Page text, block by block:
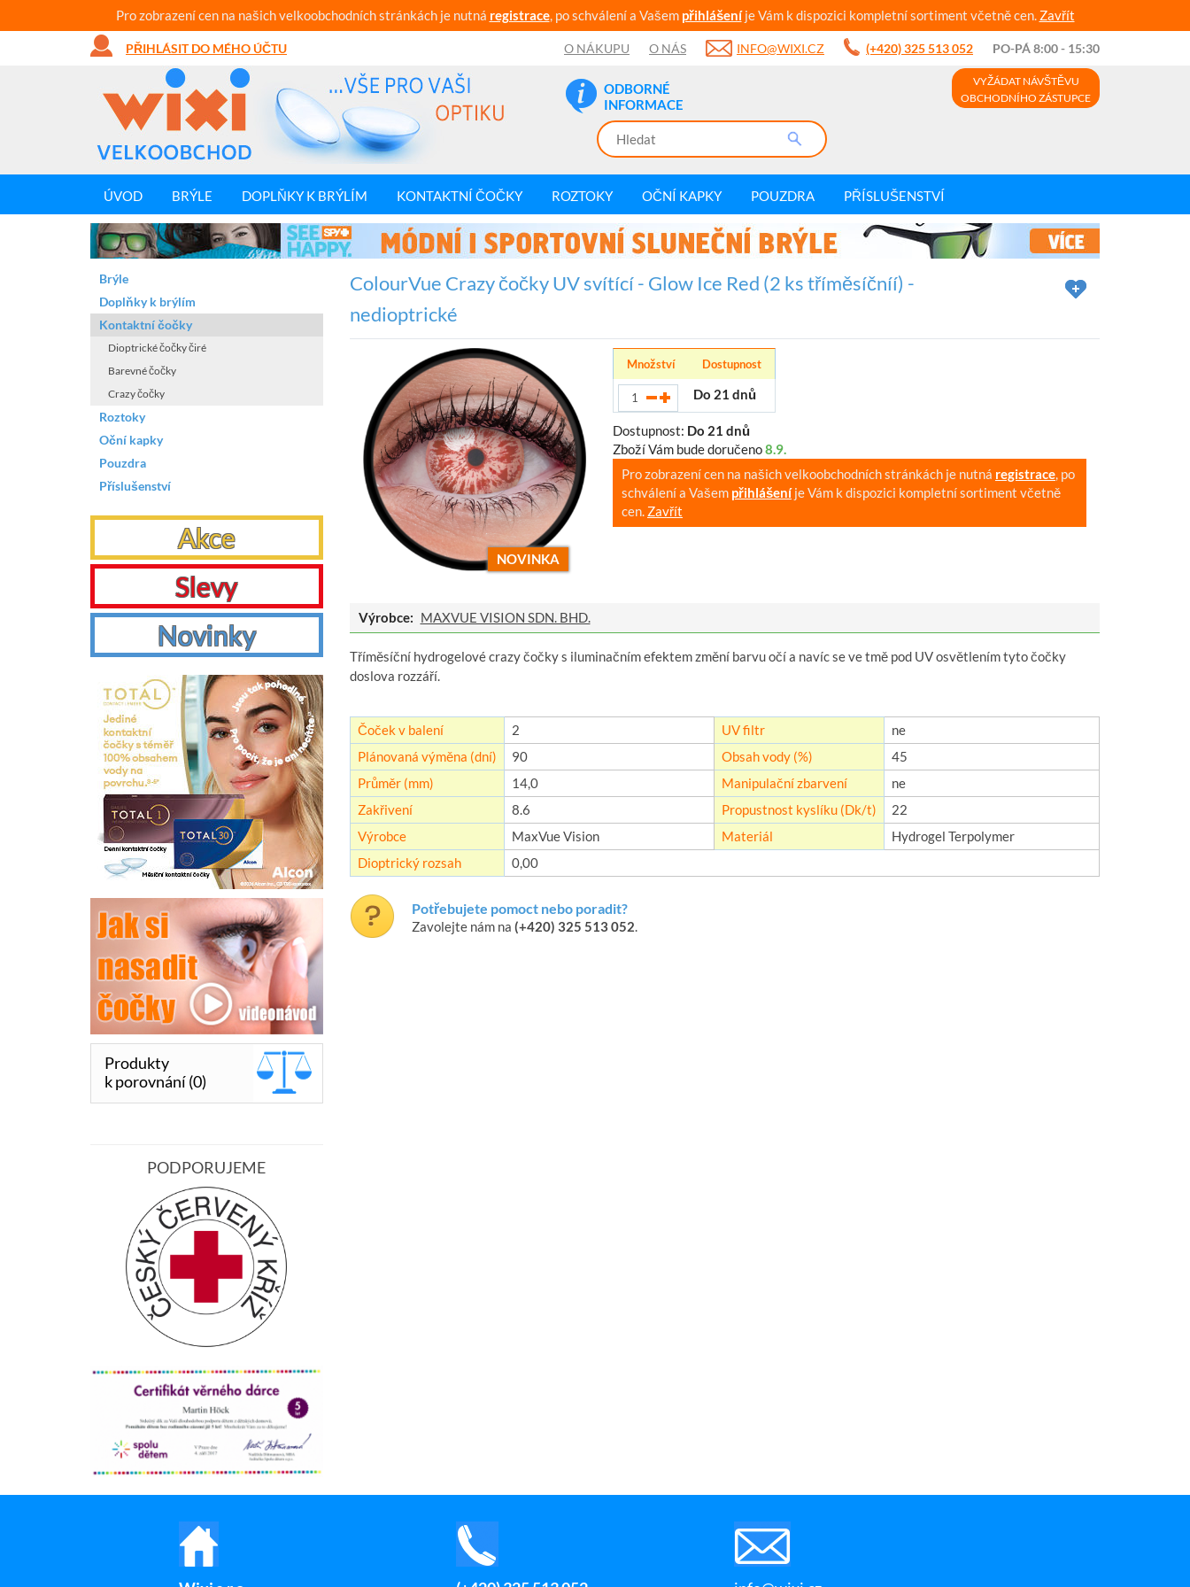
Pro zobrazení cen na našich velkoobchodních stránkách je nutná registrace, po schválení a Vašem přihlášeníje Vám k dispozici kompletní sortiment včetně cen. Zavřít
PŘIHLÁSIT DO MÉHO ÚČTU O NÁKUPU O NÁS INFO@WIXI.CZ (+420) 325 513 052 PO-PÁ 8:00 - 15:30
ODBORNÉ
INFORMACE
VYŽÁDAT NÁVŠTĚVU
OBCHODNÍHO ZÁSTUPCE
ÚVOD BRÝLE DOPLŇKY K BRÝLÍM KONTAKTNÍ ČOČKY ROZTOKY OČNÍ KAPKY POUZDRA PŘÍSLUŠENSTVÍ
ColourVue Crazy čočky UV svítící - Glow Ice Red (2 ks tříměsíčníí) -
nedioptrické
NOVINKA
Množství Dostupnost
Do 21 dnů
Dostupnost: Do 21 dnů
Zboží Vám bude doručeno8.9.
Pro zobrazení cen na našich velkoobchodních stránkách je nutná registrace, po
schválení a Vašem přihlášeníje Vám k dispozici kompletní sortiment včetně
cen. Zavřít
Výrobce: MAXVUE VISION SDN. BHD.
Tříměsíční hydrogelové crazy čočky s iluminačním efektem změní barvu očí a navíc se ve tmě pod UV osvětlením tyto čočky
doslova rozzáří.
Čoček v balení 2 UV filtr
ne
Plánovaná výměna (dní)
90 Obsah vody (%)
45
Průměr (mm)
14,0 Manipulační zbarvení
ne
Zakřivení
8.6 Propustnost kyslíku (Dk/t)
22
Výrobce
MaxVue Vision Materiál
Hydrogel Terpolymer
Dioptrický rozsah
0,00
Potřebujete pomoct nebo poradit?
Zavolejte nám na (+420) 325 513 052.
Brýle
Doplňky k brýlím
Kontaktní čočky
Dioptrické čočky čiré
Barevné čočky
Crazy čočky
Roztoky
Oční kapky
Pouzdra
Příslušenství
Akce
Slevy
Novinky
Produkty
k porovnání (0)
PODPORUJEME